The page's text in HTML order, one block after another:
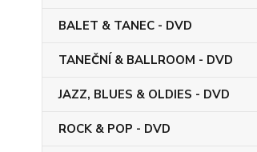
BALET & TANEC - DVD
TANEČNÍ & BALLROOM - DVD
JAZZ, BLUES & OLDIES - DVD
ROCK & POP - DVD